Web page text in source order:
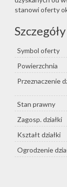
stanowi oferty
Szczegóły
Symbol oferty
Powierzchnia
Przeznaczenie
Stan prawny
Zagosp. działki
Kształt działki
Ogrodzenie